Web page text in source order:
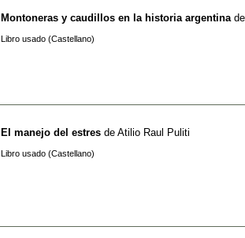
Montoneras y caudillos en la historia argentina de
Libro usado (Castellano)
El manejo del estres de Atilio Raul Puliti
Libro usado (Castellano)